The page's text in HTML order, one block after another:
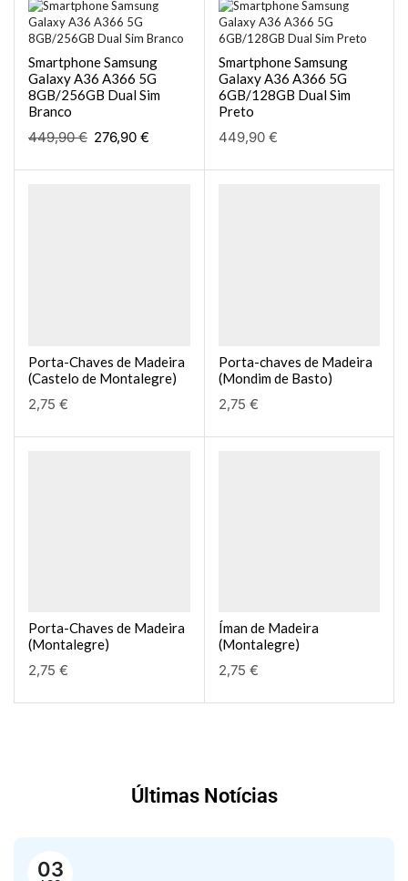
Smartphone Samsung
Galaxy A36 A366 5G
8GB/256GB Dual Sim
Branco
449,90€ 276,90 €
Smartphone Samsung
Galaxy A36 A366 5G
6GB/128GB Dual Sim
Preto
449,90 €
Porta-Chaves de Madeira
(Castelo de Montalegre)
2,75 €
Porta-chaves de Madeira
(Mondim de Basto)
2,75 €
Porta-Chaves de Madeira
(Montalegre)
2,75 €
Íman de Madeira
(Montalegre)
2,75 €
Últimas Notícias
03